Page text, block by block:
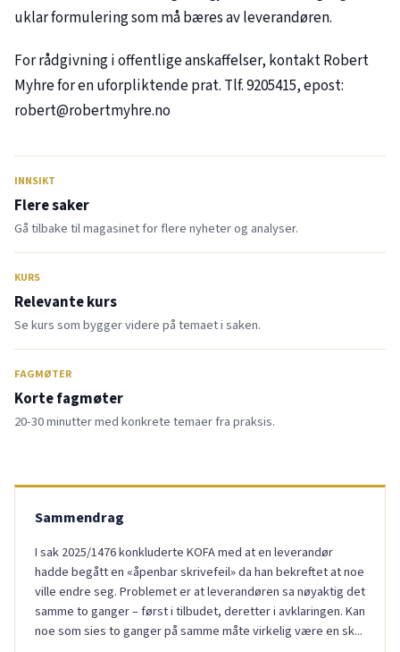
uklar formulering som må bæres av leverandøren.
For rådgivning i offentlige anskaffelser, kontakt Robert
Myhre for en uforpliktende prat. Tlf. 9205415, epost:
robert@robertmyhre.no
INNSIKT
Flere saker
Gå tilbake til magasinet for flere nyheter og analyser.
KURS
Relevante kurs
Se kurs som bygger videre på temaet i saken.
FAGMØTER
Korte fagmøter
20-30 minutter med konkrete temaer fra praksis.
Sammendrag
I sak 2025/1476 konkluderte KOFA med at en leverandør
hadde begått en «åpenbar skrivefeil» da han bekreftet at noe
ville endre seg. Problemet er at leverandøren sa nøyaktig det
samme to ganger – først i tilbudet, deretter i avklaringen. Kan
noe som sies to ganger på samme måte virkelig være en sk...